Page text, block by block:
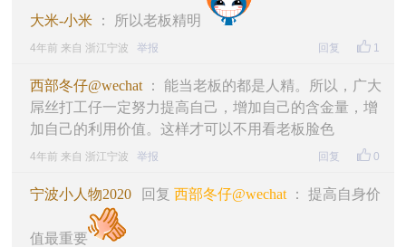
大米-小米 ： 所以老板精明
1
4年前 来自 浙江宁波 举报 回复
西部冬仔@wechat ： 能当老板的都是人精。所以，广大
屌丝打工仔一定努力提高自己，增加自己的含金量，增
加自己的利用价值。这样才可以不用看老板脸色
0
4年前 来自 浙江宁波 举报 回复
宁波小人物2020 回复 西部冬仔@wechat ： 提高自身价
值最重要